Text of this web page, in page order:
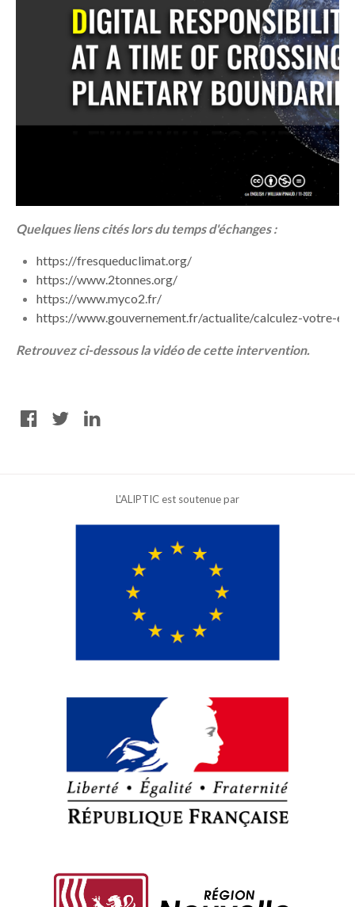
Quelques liens cités lors du temps d'échanges :
https://fresqueduclimat.org/
https://www.2tonnes.org/
https://www.myco2.fr/
https://www.gouvernement.fr/actualite/calculez-votre-
Retrouvez ci-dessous la vidéo de cette intervention.
L'ALIPTIC est soutenue par